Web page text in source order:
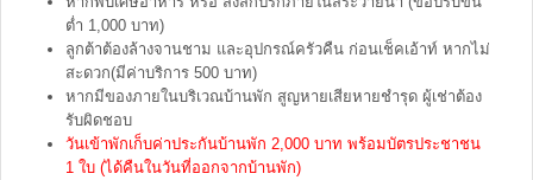
ต่ำ 1,000 บาท)
ลูกต้าต้องล้างจานชาม และอุปกรณ์ครัวคืน ก่อนเช็คเอ้าท์ หากไม่
สะดวก(มีค่าบริการ 500 บาท)
หากมีของภายในบริเวณบ้านพัก สูญหายเสียหายชำรุด ผู้เช่าต้อง
รับผิดชอบ
วันเข้าพักเก็บค่าประกันบ้านพัก 2,000 บาท พร้อมบัตรประชาชน
1 ใบ (ได้คืนในวันที่ออกจากบ้านพัก)